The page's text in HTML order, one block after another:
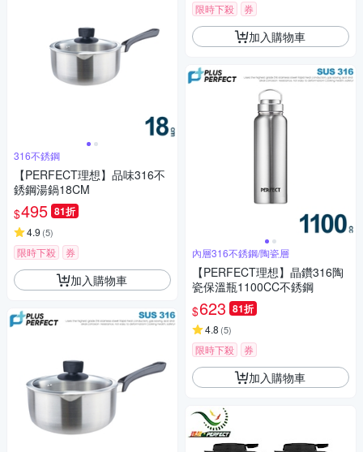
316不銹鋼
【PERFECT理想】品味316不
銹鋼湯鍋18CM
$495 81折
4.9 (5)
限時下殺 券
加入購物車
限時下殺 券
加入購物車
內層316不銹鋼/陶瓷層
【PERFECT理想】晶鑽316陶
瓷保溫瓶1100CC不銹鋼
$623 81折
4.8 (5)
限時下殺 券
加入購物車